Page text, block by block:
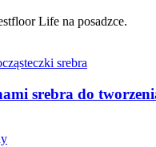
Life na posadzce.
srebra do